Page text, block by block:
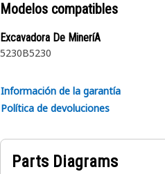
Modelos compatibles
Excavadora De MineríA
5230B5230
Información de la garantía
Política de devoluciones
Parts Diagrams